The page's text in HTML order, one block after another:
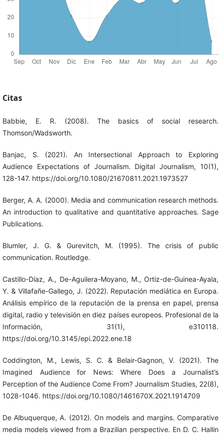
Citas
Babbie, E. R. (2008). The basics of social research.
Thomson/Wadsworth.
Banjac, S. (2021). An Intersectional Approach to Exploring
Audience Expectations of Journalism. Digital Journalism, 10(1),
128-147. https://doi.org/10.1080/21670811.2021.1973527
Berger, A. A. (2000). Media and communication research methods.
An introduction to qualitative and quantitative approaches. Sage
Publications.
Blumler, J. G. & Gurevitch, M. (1995). The crisis of public
communication. Routledge.
Castillo-Díaz, A., De-Aguilera-Moyano, M., Ortiz-de-Guinea-Ayala,
Y. & Villafañe-Gallego, J. (2022). Reputación mediática en Europa.
Análisis empírico de la reputación de la prensa en papel, prensa
digital, radio y televisión en diez países europeos. Profesional de la
Información, 31(1), e310118.
https://doi.org/10.3145/epi.2022.ene.18
Coddington, M., Lewis, S. C. & Belair-Gagnon, V. (2021). The
Imagined Audience for News: Where Does a Journalist’s
Perception of the Audience Come From? Journalism Studies, 22(8),
1028-1046. https://doi.org/10.1080/1461670X.2021.1914709
De Albuquerque, A. (2012). On models and margins. Comparative
media models viewed from a Brazilian perspective. En D. C. Hallin